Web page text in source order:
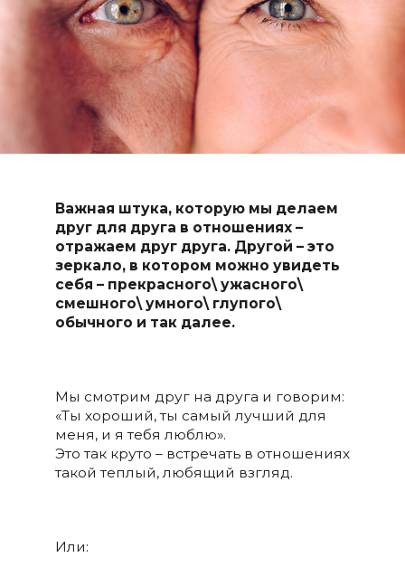
Важная штука, которую мы делаем
друг для друга в отношениях –
отражаем друг друга. Другой – это
зеркало, в котором можно увидеть
себя – прекрасного\ ужасного\
смешного\ умного\ глупого\
обычного и так далее.
Мы смотрим друг на друга и говорим:
«Ты хороший, ты самый лучший для
меня, и я тебя люблю».
Это так круто – встречать в отношениях
такой теплый, любящий взгляд.
Или: